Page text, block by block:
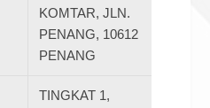
KOMTAR, JLN.
PENANG, 10612
PENANG
TINGKAT 1,